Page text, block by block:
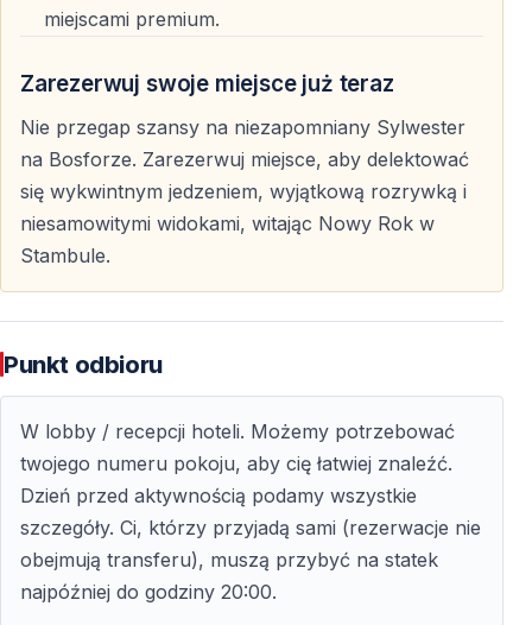
Czy obowiązuje dress code?
Nie ma formalnego dress code’u — zalecany jest
Czy fajerwerki są widoczne z pokładu statku?
Tak — pokazy fajerwerków wzdłuż Bosforu są
doskonale widoczne z pokładu.
Zdecydowanie tak — sylwestrowe rejsy po Bosforze
rezerwacja daje większy wybór miejsc.
5 rzeczy, które warto wiedzieć przed
sylwestrowym rejsem po Bosforze
Sylwester na Bosforze w Stambule to wyjątkowy
miejscami premium.
Zarezerwuj swoje miejsce już teraz
Nie przegap szansy na niezapomniany Sylwester
na Bosforze. Zarezerwuj miejsce, aby delektować
się wykwintnym jedzeniem, wyjątkową rozrywką i
niesamowitymi widokami, witając Nowy Rok w
Stambule.
Punkt odbioru
W lobby / recepcji hoteli. Możemy potrzebować
twojego numeru pokoju, aby cię łatwiej znaleźć.
Dzień przed aktywnością podamy wszystkie
szczegóły. Ci, którzy przyjadą sami (rezerwacje nie
obejmują transferu), muszą przybyć na statek
najpóźniej do godziny 20:00.